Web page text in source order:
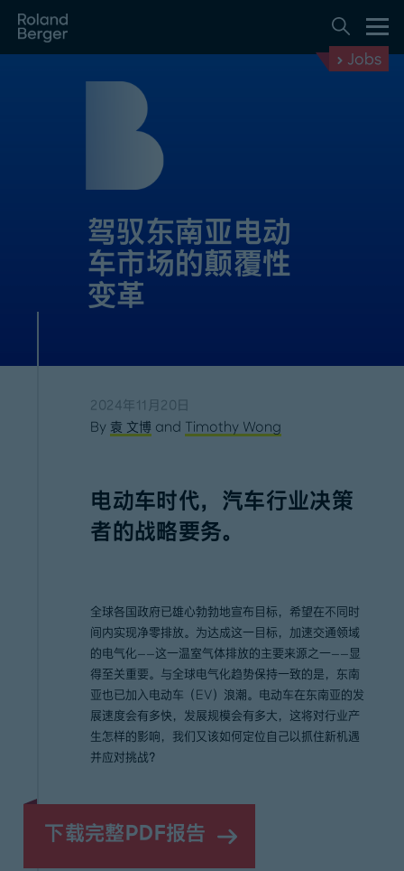
Jobs
驾驭东南亚电动
车市场的颠覆性
变革
2024年11月20日
By 袁 文博 and Timothy Wong
电动车时代，汽车行业决策
者的战略要务。
全球各国政府已雄心勃勃地宣布目标，希望在不同时
间内实现净零排放。为达成这一目标，加速交通领域
的电气化——这一温室气体排放的主要来源之一——显
得至关重要。与全球电气化趋势保持一致的是，东南
亚也已加入电动车（EV）浪潮。电动车在东南亚的发
展速度会有多快，发展规模会有多大，这将对行业产
生怎样的影响，我们又该如何定位自己以抓住新机遇
并应对挑战？
下载完整PDF报告